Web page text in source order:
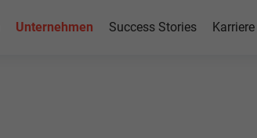
Unternehmen Success Stories Karriere